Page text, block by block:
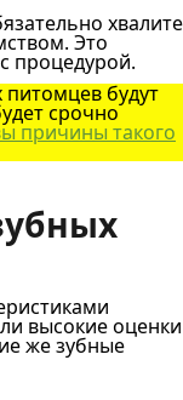
хвалите
Это
процедурой.
питомцев будут
срочно
причины такого
высокие оценки
же зубные